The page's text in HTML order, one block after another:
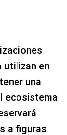
utilizan en
una
ecosistema
a figuras